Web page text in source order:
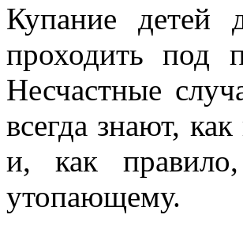
Купание детей
проходить под
Несчастные
всегда знают,
и, как
утопающему.